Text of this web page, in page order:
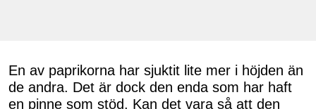
En av paprikorna har sjuktit lite mer i höjden än
de andra. Det är dock den enda som har haft
en pinne som stöd. Kan det vara så att den